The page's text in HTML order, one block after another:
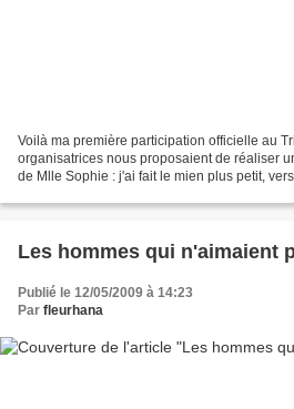
Voilà ma première participation officielle au
organisatrices nous proposaient de réaliser
de Mlle Sophie : j'ai fait le mien plus petit,
Les hommes qui n'aimaient
Publié le 12/05/2009 à 14:23
Par fleurhana